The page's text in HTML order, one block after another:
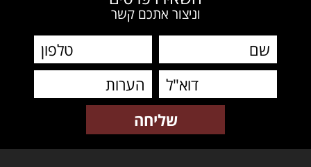
וניצור אתכם קשר